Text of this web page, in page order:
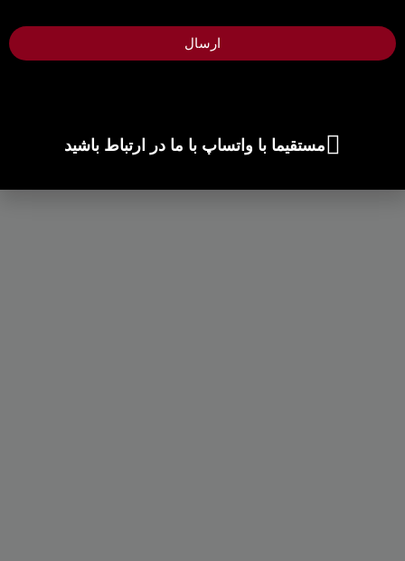
ارسال
مستقیما با واتساپ با ما در ارتباط باشید